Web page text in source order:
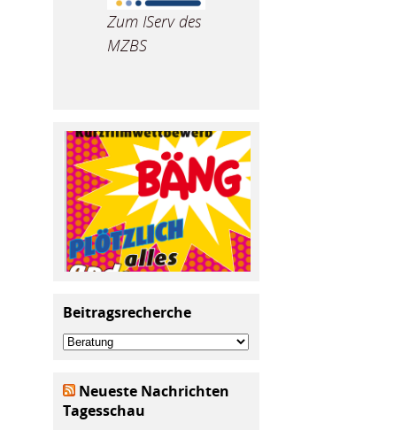
Zum IServ des
MZBS
Beitragsrecherche
Beitragsrecherche
Neueste Nachrichten
Tagesschau